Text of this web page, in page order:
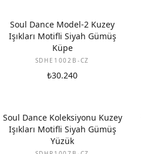
Soul Dance Model-2 Kuzey
Işıkları Motifli Siyah Gümüş
Küpe
SDHE1002B-CZ
₺30.240
Soul Dance Koleksiyonu Kuzey
Işıkları Motifli Siyah Gümüş
Yüzük